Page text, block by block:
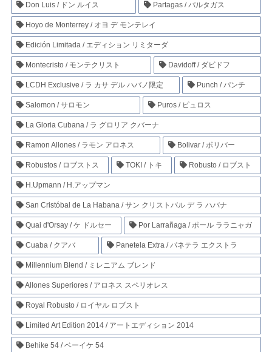
Don Luis / ドン ルイス Partagas / パルタガス
Hoyo de Monterrey / オヨ デ モンテレイ
Edición Limitada / エディション リミターダ
Montecristo / モンテクリスト Davidoff / ダビドフ
LCDH Exclusive / ラ カサ デル ハバノ限定 Punch / パンチ
Salomon / サロモン Puros / ピュロス
La Gloria Cubana / ラ グロリア クバーナ
Ramon Allones / ラモン アロネス Bolivar / ボリバー
Robustos / ロブストス TOKI / トキ Robusto / ロブスト
H.Upmann / H.アップマン
San Cristóbal de La Habana / サン クリストバル デ ラ ハバナ
Quai d'Orsay / ケ ドルセー Por Larrañaga / ポール ララニャガ
Cuaba / クアバ Panetela Extra / パネテラ エクストラ
Millennium Blend / ミレニアム ブレンド
Allones Superiores / アロネス スペリオレス
Royal Robusto / ロイヤル ロブスト
Limited Art Edition 2014 / アートエディション 2014
Behike 54 / ベーイケ 54